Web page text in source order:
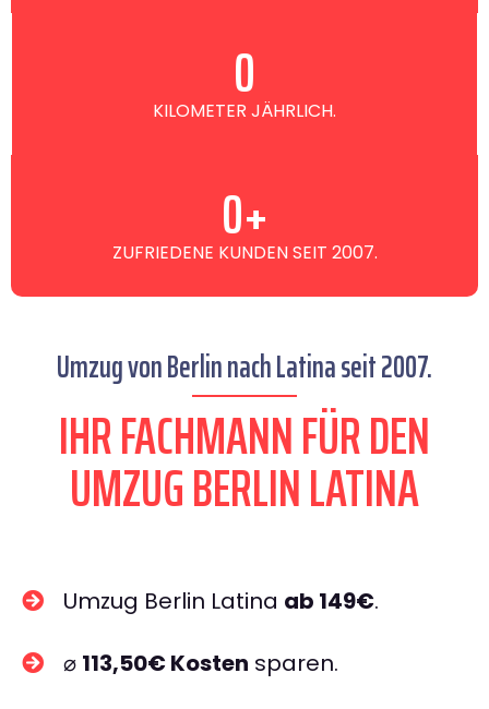
KILOMETER JÄHRLICH.
0
ZUFRIEDENE KUNDEN SEIT 2007.
0+
Umzug von Berlin nach Latina seit 2007.
IHR FACHMANN FÜR DEN
UMZUG BERLIN LATINA
Umzug Berlin Latina ab 149€.
⌀ 113,50€ Kosten sparen.